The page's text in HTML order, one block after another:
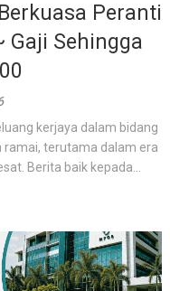
Peranti
Gaji Sehingga
kerjaya dalam bidang
terutama dalam era
Berita baik kepada...